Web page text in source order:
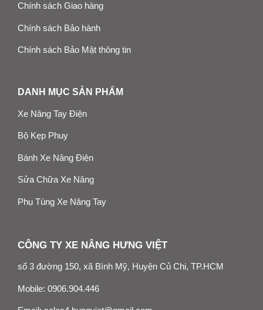
Chính sách Giao hàng
Chính sách Bảo hành
Chính sách Bảo Mật thông tin
DANH MỤC SẢN PHẨM
Xe Nâng Tay Điện
Bộ Kẹp Phuy
Bánh Xe Nâng Điện
Sửa Chữa Xe Nâng
Phụ Tùng Xe Nâng Tay
CÔNG TY XE NÂNG HƯNG VIỆT
số 3 đường 150, xã Bình Mỹ, Huyện Củ Chi, TP.HCM
Mobile: 0906.904.446